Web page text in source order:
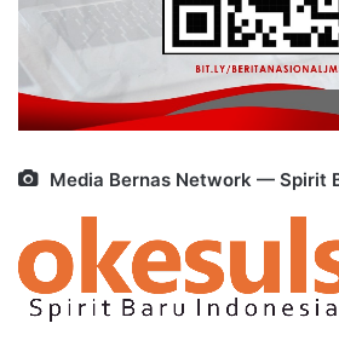
Media Bernas Network — Spirit